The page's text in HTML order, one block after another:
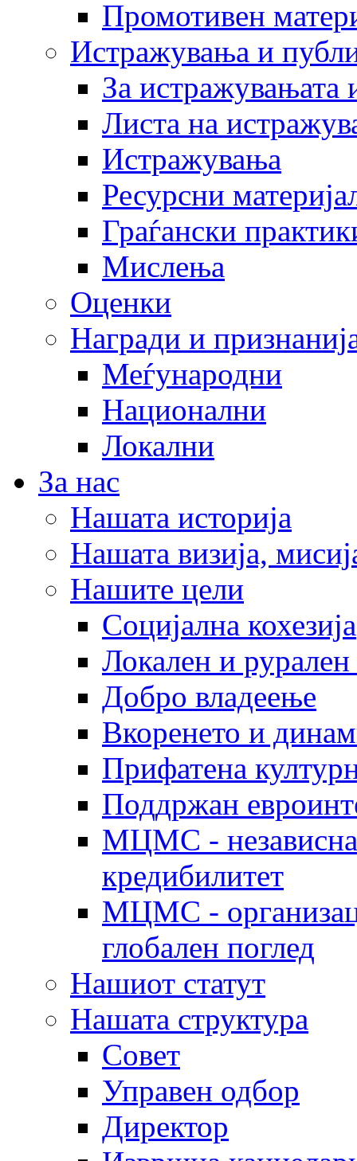
Промотивен
Истражувања и
За истражувањата
Листа на
Истражувања
Ресурсни
Граѓански
Мислења
Оценки
Награди и
Меѓународни
Национални
Локални
За нас
Нашата историја
Нашата визија,
Нашите цели
Социјална кохезија
Локален и рурален
Добро владеење
Вкоренето и
Прифатена
Поддржан
МЦМС - независна
кредибилитет
МЦМС -
глобален поглед
Нашиот статут
Нашата структура
Совет
Управен одбор
Директор